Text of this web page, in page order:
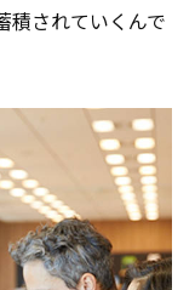
積されていくんで